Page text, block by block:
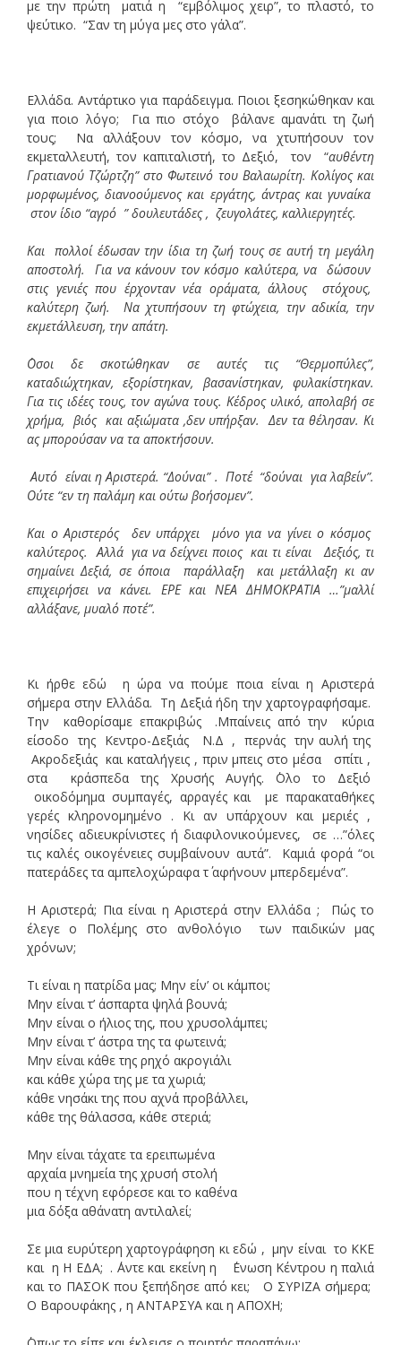
με την πρώτη ματιά η “εμβόλιμος χειρ”, το πλαστό, το
ψεύτικο. “Σαν τη μύγα μες στο γάλα”.
Ελλάδα. Αντάρτικο για παράδειγμα. Ποιοι ξεσηκώθηκαν και
για ποιο λόγο; Για πιο στόχο βάλανε αμανάτι τη ζωή
τους; Να αλλάξουν τον κόσμο, να χτυπήσουν τον
εκμεταλλευτή, τον καπιταλιστή, το Δεξιό, τον “αυθέντη
Γρατιανού Τζώρτζη” στο Φωτεινό του Βαλαωρίτη. Κολίγος και
μορφωμένος, διανοούμενος και εργάτης, άντρας και γυναίκα
στον ίδιο “αγρό ” δουλευτάδες , ζευγολάτες, καλλιεργητές.
Και πολλοί έδωσαν την ίδια τη ζωή τους σε αυτή τη μεγάλη
αποστολή. Για να κάνουν τον κόσμο καλύτερα, να δώσουν
στις γενιές που έρχονταν νέα οράματα, άλλους στόχους,
καλύτερη ζωή. Να χτυπήσουν τη φτώχεια, την αδικία, την
εκμετάλλευση, την απάτη.
΄Οσοι δε σκοτώθηκαν σε αυτές τις “Θερμοπύλες”,
καταδιώχτηκαν, εξορίστηκαν, βασανίστηκαν, φυλακίστηκαν.
Για τις ιδέες τους, τον αγώνα τους. Κέδρος υλικό, απολαβή σε
χρήμα, βιός και αξιώματα ,δεν υπήρξαν. Δεν τα θέλησαν. Κι
ας μπορούσαν να τα αποκτήσουν.
Αυτό είναι η Αριστερά. “Δούναι” . Ποτέ “δούναι για λαβείν”.
Ούτε “εν τη παλάμη και ούτω βοήσομεν”.
Και ο Αριστερός δεν υπάρχει μόνο για να γίνει ο κόσμος
καλύτερος. Αλλά για να δείχνει ποιος και τι είναι Δεξιός, τι
σημαίνει Δεξιά, σε όποια παράλλαξη και μετάλλαξη κι αν
επιχειρήσει να κάνει. ΕΡΕ και ΝΕΑ ΔΗΜΟΚΡΑΤΙΑ …”μαλλί
αλλάξανε, μυαλό ποτέ”.
Κι ήρθε εδώ η ώρα να πούμε ποια είναι η Αριστερά
σήμερα στην Ελλάδα. Τη Δεξιά ήδη την χαρτογραφήσαμε.
Την καθορίσαμε επακριβώς .Μπαίνεις από την κύρια
είσοδο της Κεντρο-Δεξιάς Ν.Δ , περνάς την αυλή της
Ακροδεξιάς και καταλήγεις , πριν μπεις στο μέσα σπίτι ,
στα κράσπεδα της Χρυσής Αυγής. ΄Ολο το Δεξιό
οικοδόμημα συμπαγές, αρραγές και με παρακαταθήκες
γερές κληρονομημένο . Κι αν υπάρχουν και μεριές ,
νησίδες αδιευκρίνιστες ή διαφιλονικούμενες, σε …”όλες
τις καλές οικογένειες συμβαίνουν αυτά”. Καμιά φορά “οι
πατεράδες τα αμπελοχώραφα τ΄ αφήνουν μπερδεμένα”.
Η Αριστερά; Πια είναι η Αριστερά στην Ελλάδα ; Πώς το
έλεγε ο Πολέμης στο ανθολόγιο των παιδικών μας
χρόνων;
Τι είναι η πατρίδα μας; Μην είν’ οι κάμποι;
Μην είναι τ’ άσπαρτα ψηλά βουνά;
Μην είναι ο ήλιος της, που χρυσολάμπει;
Μην είναι τ’ άστρα της τα φωτεινά;
Μην είναι κάθε της ρηχό ακρογιάλι
και κάθε χώρα της με τα χωριά;
κάθε νησάκι της που αχνά προβάλλει,
κάθε της θάλασσα, κάθε στεριά;
Μην είναι τάχατε τα ερειπωμένα
αρχαία μνημεία της χρυσή στολή
που η τέχνη εφόρεσε και το καθένα
μια δόξα αθάνατη αντιλαλεί;
Σε μια ευρύτερη χαρτογράφηση κι εδώ , μην είναι το ΚΚΕ
και η Η ΕΔΑ; . ΄Αντε και εκείνη η ΄Ενωση Κέντρου η παλιά
και το ΠΑΣΟΚ που ξεπήδησε από κει; Ο ΣΥΡΙΖΑ σήμερα;
Ο Βαρουφάκης , η ΑΝΤΑΡΣΥΑ και η ΑΠΟΧΗ;